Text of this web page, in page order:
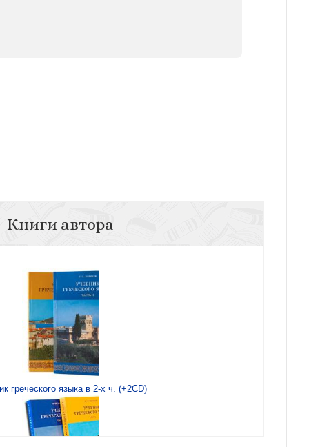
Книги автора
греческого языка в 2-х ч. (+2CD)